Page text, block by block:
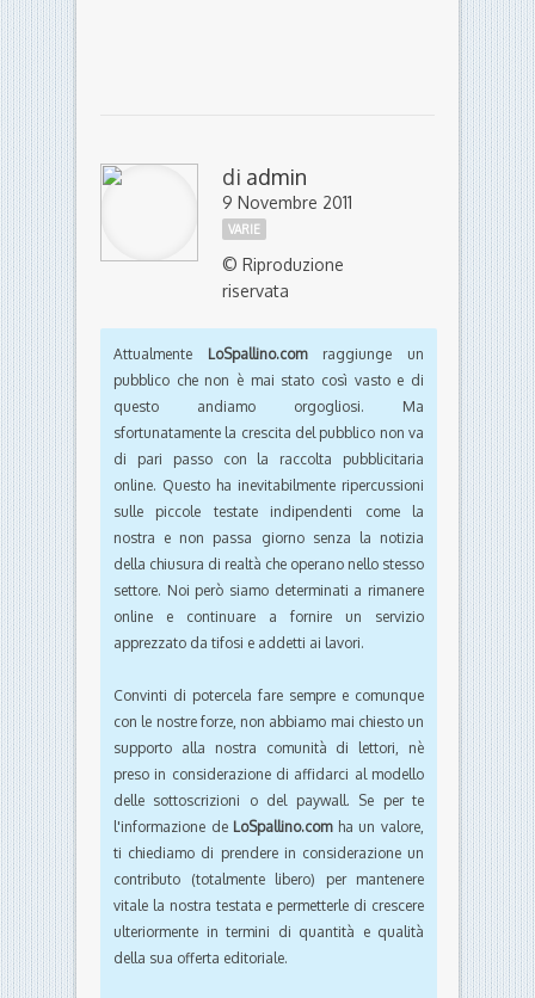
di admin
9 Novembre 2011
VARIE
© Riproduzione
riservata
Attualmente LoSpallino.comraggiunge un
pubblico che non è mai stato così vasto e di
questo andiamo orgogliosi. Ma
sfortunatamente la crescita del pubblico non va
di pari passo con la raccolta pubblicitaria
online. Questo ha inevitabilmente ripercussioni
sulle piccole testate indipendenti come la
nostra e non passa giorno senza la notizia
della chiusura di realtà che operano nello stesso
settore. Noi però siamo determinati a rimanere
online e continuare a fornire un servizio
apprezzato da tifosi e addetti ai lavori.
Convinti di potercela fare sempre e comunque
con le nostre forze, non abbiamo mai chiesto un
supporto alla nostra comunità di lettori, nè
preso in considerazione di affidarci al modello
delle sottoscrizioni o del paywall. Se per te
l'informazione de LoSpallino.comha un valore,
ti chiediamo di prendere in considerazione un
contributo (totalmente libero) per mantenere
vitale la nostra testata e permetterle di crescere
ulteriormente in termini di quantità e qualità
della sua offerta editoriale.